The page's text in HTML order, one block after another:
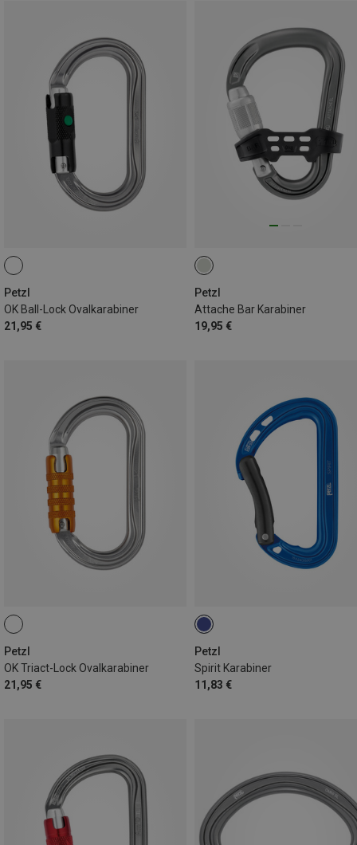
Petzl
OK Ball-Lock Ovalkarabiner
21,95 €
Petzl
Attache Bar Karabiner
19,95 €
Petzl
OK Triact-Lock Ovalkarabiner
21,95 €
Petzl
Spirit Karabiner
11,83 €